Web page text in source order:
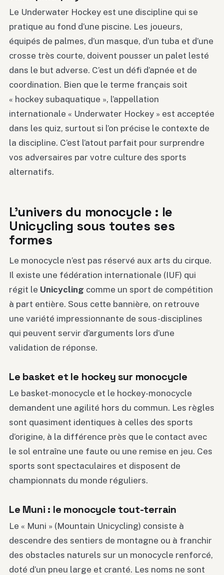
Le Underwater Hockey est une discipline qui se
pratique au fond d’une piscine. Les joueurs,
équipés de palmes, d’un masque, d’un tuba et d’une
crosse très courte, doivent pousser un palet lesté
dans le but adverse. C’est un défi d’apnée et de
coordination. Bien que le terme français soit
« hockey subaquatique », l’appellation
internationale « Underwater Hockey » est acceptée
dans les quiz, surtout si l’on précise le contexte de
la discipline. C’est l’atout parfait pour surprendre
vos adversaires par votre culture des sports
alternatifs.
L’univers du monocycle : le
Unicycling sous toutes ses
formes
Le monocycle n’est pas réservé aux arts du cirque.
Il existe une fédération internationale (IUF) qui
régit le Unicycling comme un sport de compétition
à part entière. Sous cette bannière, on retrouve
une variété impressionnante de sous-disciplines
qui peuvent servir d’arguments lors d’une
validation de réponse.
Le basket et le hockey sur monocycle
Le basket-monocycle et le hockey-monocycle
demandent une agilité hors du commun. Les règles
sont quasiment identiques à celles des sports
d’origine, à la différence près que le contact avec
le sol entraîne une faute ou une remise en jeu. Ces
sports sont spectaculaires et disposent de
championnats du monde réguliers.
Le Muni : le monocycle tout-terrain
Le « Muni » (Mountain Unicycling) consiste à
descendre des sentiers de montagne ou à franchir
des obstacles naturels sur un monocycle renforcé,
doté d’un pneu large et cranté. Les noms ne sont